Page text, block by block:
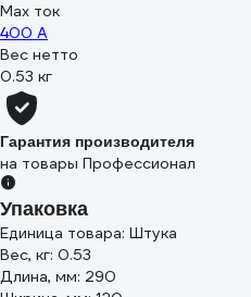
Max ток
400 А
Вес нетто
0.53 кг
Гарантия производителя
на товары Профессионал
Упаковка
Единица товара: Штука
Вес, кг: 0.53
Длина, мм: 290